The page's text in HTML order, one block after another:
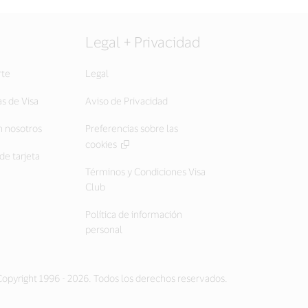
de Visa
nosotros
tarjeta
Legal + Privacidad
Legal
Aviso de Privacidad
Preferencias sobre las
cookies
Términos y Condiciones Visa
Club
Política de información
personal
1996 - 2026. Todos los derechos reservados.